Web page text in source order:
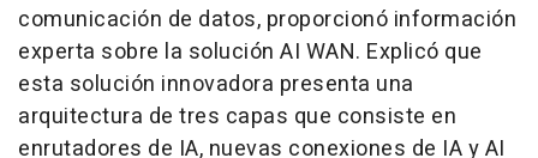
comunicación de datos, proporcionó información
experta sobre la solución AI WAN. Explicó que
esta solución innovadora presenta una
arquitectura de tres capas que consiste en
enrutadores de IA, nuevas conexiones de IA y AI